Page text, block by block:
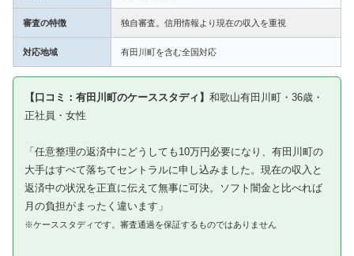
審査の特徴 独自審査。信用情報より現在の収入を重視
対応地域 有田川町を含む全国対応
【口コミ：有田川町のケーススタディ】 和歌山有田川町・36歳・
正社員・女性
「任意整理の返済中にどうしても10万円必要になり、有田川町の
大手はすべて落ちてセントラルに申し込みました。現在の収入と
返済中の状況を正直に伝えて無事に可決。ソフト闇金と比べれば
月の負担がまったく違います」
※ケーススタディです。審査通過を保証するものではありません